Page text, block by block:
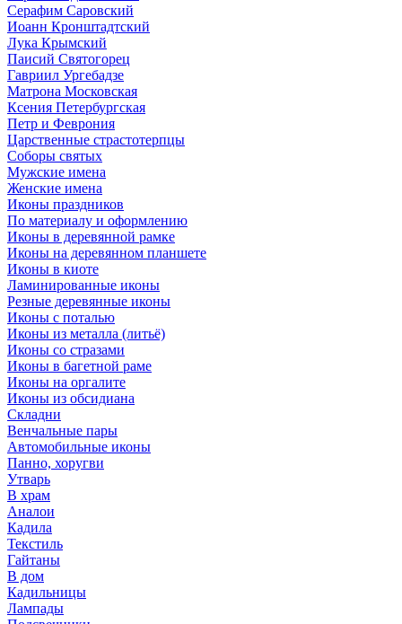
Серафим Саровский
Иоанн Кронштадтский
Лука Крымский
Паисий Святогорец
Гавриил Ургебадзе
Матрона Московская
Ксения Петербургская
Петр и Феврония
Царственные страстотерпцы
Соборы святых
Мужские имена
Женские имена
Иконы праздников
По материалу и оформлению
Иконы в деревянной рамке
Иконы на деревянном планшете
Иконы в киоте
Ламинированные иконы
Резные деревянные иконы
Иконы с поталью
Иконы из металла (литьё)
Иконы со стразами
Иконы в багетной раме
Иконы на оргалите
Иконы из обсидиана
Складни
Венчальные пары
Автомобильные иконы
Панно, хоругви
Утварь
В храм
Аналои
Кадила
Текстиль
Гайтаны
В дом
Кадильницы
Лампады